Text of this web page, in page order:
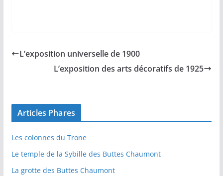
L’exposition universelle de 1900
L’exposition des arts décoratifs de 1925
Articles Phares
Les colonnes du Trone
Le temple de la Sybille des Buttes Chaumont
La grotte des Buttes Chaumont